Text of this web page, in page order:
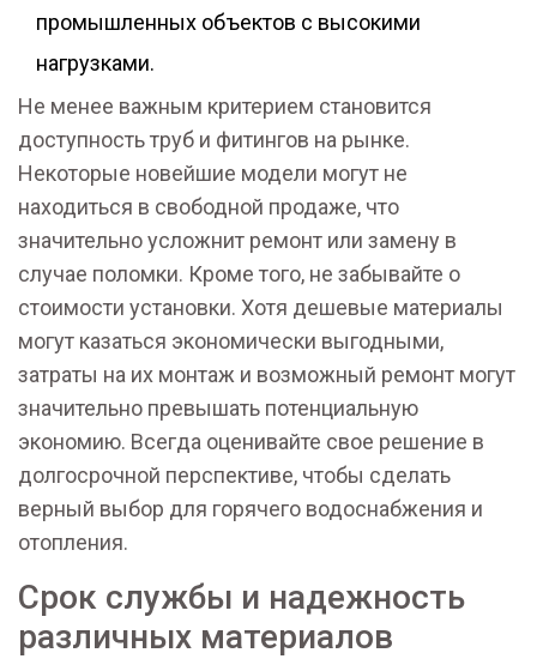
промышленных объектов с высокими
нагрузками.
Не менее важным критерием становится
доступность труб и фитингов на рынке.
Некоторые новейшие модели могут не
находиться в свободной продаже, что
значительно усложнит ремонт или замену в
случае поломки. Кроме того, не забывайте о
стоимости установки. Хотя дешевые материалы
могут казаться экономически выгодными,
затраты на их монтаж и возможный ремонт могут
значительно превышать потенциальную
экономию. Всегда оценивайте свое решение в
долгосрочной перспективе, чтобы сделать
верный выбор для горячего водоснабжения и
отопления.
Срок службы и надежность
различных материалов